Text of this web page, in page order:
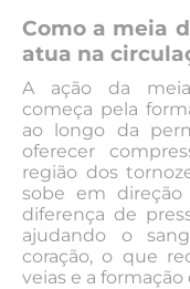
Como a meia
atua na
A ação da
começa pela
ao longo da
oferecer
região dos
sobe em
diferença de
ajudando o
coração, o que
veias e a